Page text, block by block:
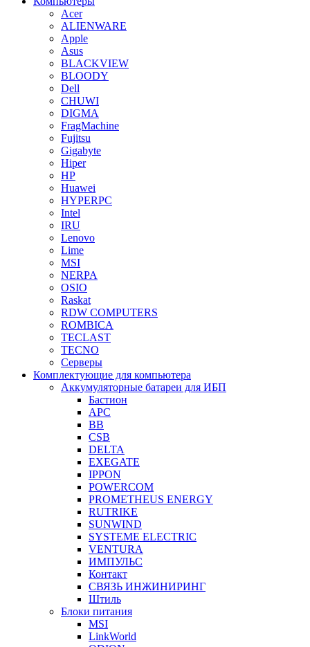
Acer
ALIENWARE
Apple
Asus
BLACKVIEW
BLOODY
Dell
CHUWI
DIGMA
FragMachine
Fujitsu
Gigabyte
Hiper
HP
Huawei
HYPERPC
Intel
IRU
Lenovo
Lime
MSI
NERPA
OSIO
Raskat
RDW COMPUTERS
ROMBICA
TECLAST
TECNO
Серверы
Комплектующие для компьютера
Аккумуляторные батареи для ИБП
Бастион
APC
BB
CSB
DELTA
EXEGATE
IPPON
POWERCOM
PROMETHEUS ENERGY
RUTRIKE
SUNWIND
SYSTEME ELECTRIC
VENTURA
ИМПУЛЬС
Контакт
СВЯЗЬ ИНЖИНИРИНГ
Штиль
Блоки питания
MSI
LinkWorld